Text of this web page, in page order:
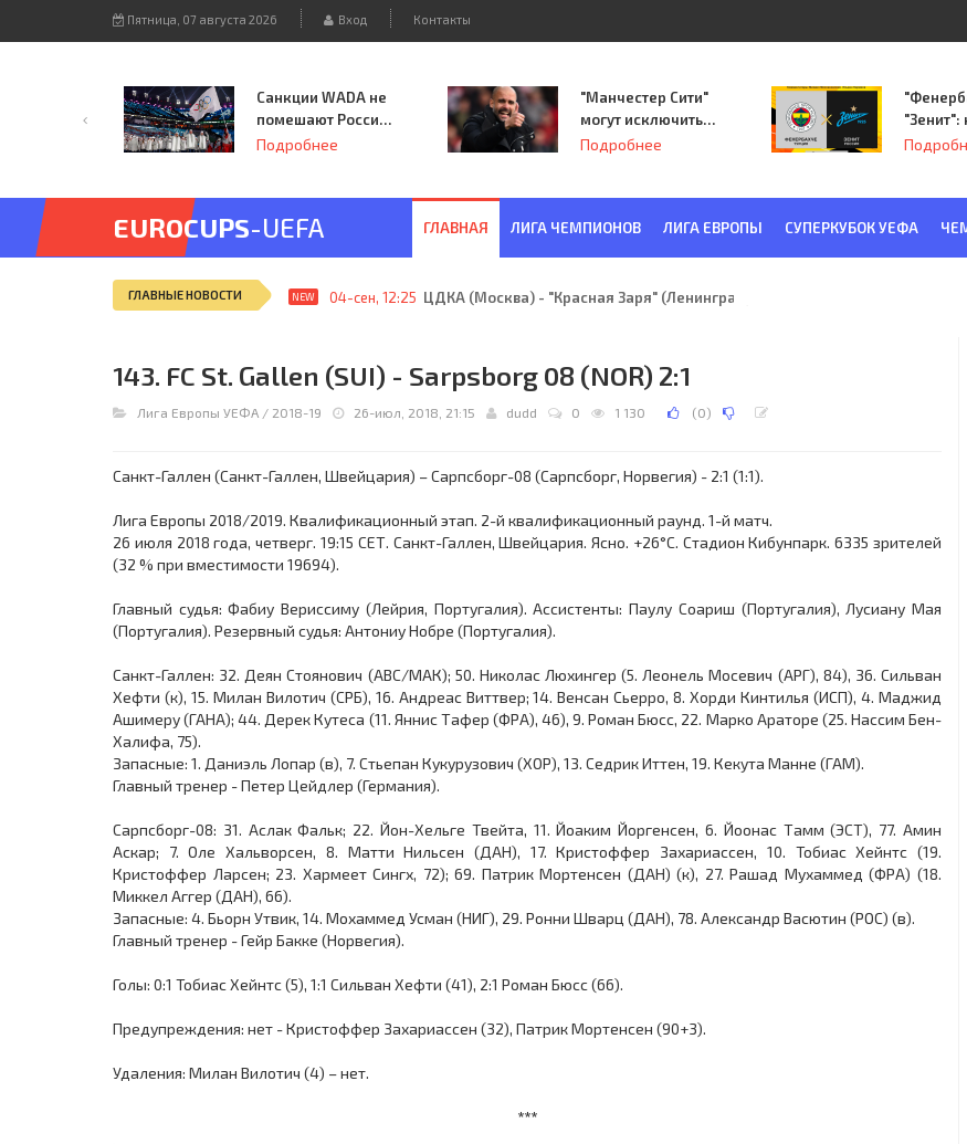
Пятница, 07 августа 2026 Вход Контакты
Санкции WADA не
помешают России
принять
Подробнее
"Манчестер Сити"
могут исключить
из Лиги
Подробнее
Семака
EUROCUPS-UEFA ГЛАВНАЯ ЛИГА ЧЕМПИОНОВ ЛИГА ЕВРОПЫ СУПЕРКУБОК УЕФА
ГЛАВНЫЕ НОВОСТИ NEW 04-сен, 12:25 ЦДКА (Москва) - "Красная Заря" (Ленинград) 6:2
143. FC St. Gallen (SUI) - Sarpsborg 08 (NOR) 2:1
Лига Европы УЕФА / 2018-19 26-июл, 2018, 21:15 dudd 0 1 130 (0)
Санкт-Галлен (Санкт-Галлен, Швейцария) – Сарпсборг-08 (Сарпсборг, Норвегия) - 2:1 (1:1).
Лига Европы 2018/2019. Квалификационный этап. 2-й квалификационный раунд. 1-й матч.
26 июля 2018 года, четверг. 19:15 СЕТ. Санкт-Галлен, Швейцария. Ясно. +26°C. Стадион Кибунпарк. 6335 зрителей
(32 % при вместимости 19694).
Главный судья: Фабиу Вериссиму (Лейрия, Португалия). Ассистенты: Паулу Соариш (Португалия), Лусиану Мая
(Португалия). Резервный судья: Антониу Нобре (Португалия).
Санкт-Галлен: 32. Деян Стоянович (АВС/МАК); 50. Николас Люхингер (5. Леонель Мосевич (АРГ), 84), 36. Сильван
Хефти (к), 15. Милан Вилотич (СРБ), 16. Андреас Виттвер; 14. Венсан Сьерро, 8. Хорди Кинтилья (ИСП), 4. Маджид
Ашимеру (ГАНА); 44. Дерек Кутеса (11. Яннис Тафер (ФРА), 46), 9. Роман Бюсс, 22. Марко Араторе (25. Нассим Бен-
Халифа, 75).
Запасные: 1. Даниэль Лопар (в), 7. Стьепан Кукурузович (ХОР), 13. Седрик Иттен, 19. Кекута Манне (ГАМ).
Главный тренер - Петер Цейдлер (Германия).
Сарпсборг-08: 31. Аслак Фальк; 22. Йон-Хельге Твейта, 11. Йоаким Йоргенсен, 6. Йоонас Тамм (ЭСТ), 77. Амин
Аскар; 7. Оле Хальворсен, 8. Матти Нильсен (ДАН), 17. Кристоффер Захариассен, 10. Тобиас Хейнтс (19.
Кристоффер Ларсен; 23. Хармеет Сингх, 72); 69. Патрик Мортенсен (ДАН) (к), 27. Рашад Мухаммед (ФРА) (18.
Миккел Аггер (ДАН), 66).
Запасные: 4. Бьорн Утвик, 14. Мохаммед Усман (НИГ), 29. Ронни Шварц (ДАН), 78. Александр Васютин (РОС) (в).
Главный тренер - Гейр Бакке (Норвегия).
Голы: 0:1 Тобиас Хейнтс (5), 1:1 Сильван Хефти (41), 2:1 Роман Бюсс (66).
Предупреждения: нет - Кристоффер Захариассен (32), Патрик Мортенсен (90+3).
Удаления: Милан Вилотич (4) – нет.
***